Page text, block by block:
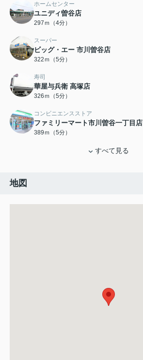
ホームセンター
ユニディ曽谷店
297ｍ（4分）
スーパー
ビッグ・エー 市川曽谷店
322ｍ（5分）
寿司
華屋与兵衛 高塚店
326ｍ（5分）
コンビニエンスストア
ファミリーマート市川曽谷一丁目店
389ｍ（5分）
すべて見る
地図